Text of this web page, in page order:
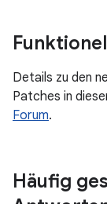
Details zu den
Patches in
Forum.
Häufig